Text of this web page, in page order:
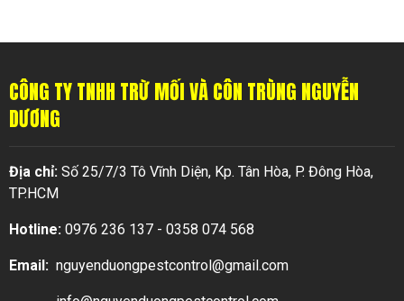
CÔNG TY TNHH TRỪ MỐI VÀ CÔN TRÙNG NGUYỄN
DƯƠNG
Địa chỉ: Số 25/7/3 Tô Vĩnh Diện, Kp. Tân Hòa, P. Đông Hòa,
TP.HCM
Hotline: 0976 236 137 - 0358 074 568
Email: nguyenduongpestcontrol@gmail.com